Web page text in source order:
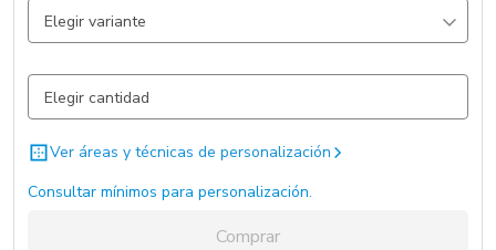
Elegir variante
Negro / Negro / . 3046 un.
Blanco / Blanco / . 860 un.
Ver áreas y técnicas de personalización
Consultar mínimos para personalización.
Comprar